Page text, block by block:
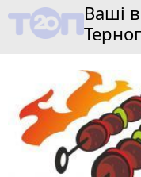
Ваші